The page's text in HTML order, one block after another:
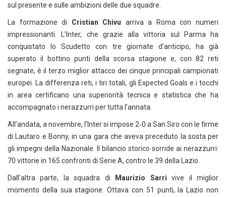
sul presente e sulle ambizioni delle due squadre.
La formazione di Cristian Chivu arriva a Roma con numeri
impressionanti. L’Inter, che grazie alla vittoria sul Parma ha
conquistato lo Scudetto con tre giornate d’anticipo, ha già
superato il bottino punti della scorsa stagione e, con 82 reti
segnate, è il terzo miglior attacco dei cinque principali campionati
europei. La differenza reti, i tiri totali, gli Expected Goals e i tocchi
in area certificano una superiorità tecnica e statistica che ha
accompagnato i nerazzurri per tutta l’annata.
All’andata, a novembre, l’Inter si impose 2‑0 a San Siro con le firme
di Lautaro e Bonny, in una gara che aveva preceduto la sosta per
gli impegni della Nazionale. Il bilancio storico sorride ai nerazzurri:
70 vittorie in 165 confronti di Serie A, contro le 39 della Lazio.
Dall’altra parte, la squadra di Maurizio Sarri vive il miglior
momento della sua stagione. Ottava con 51 punti, la Lazio non